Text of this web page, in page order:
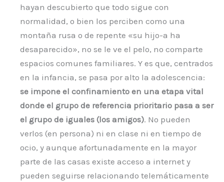
hayan descubierto que todo sigue con
normalidad, o bien los perciben como una
montaña rusa o de repente «su hijo-a ha
desaparecido», no se le ve el pelo, no comparte
espacios comunes familiares. Y es que, centrados
en la infancia, se pasa por alto la adolescencia:
se impone el confinamiento en una etapa vital
donde el grupo de referencia prioritario pasa a ser
el grupo de iguales (los amigos). No pueden
verlos (en persona) ni en clase ni en tiempo de
ocio, y aunque afortunadamente en la mayor
parte de las casas existe acceso a internet y
pueden seguirse relacionando telemáticamente